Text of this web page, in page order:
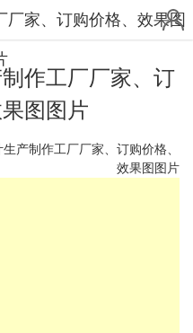
作工厂厂家、订
图图片
产制作工厂厂家、订购价格、
效果图图片
家、订购价格、效果图